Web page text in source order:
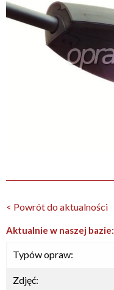
< Powrót do aktualności
Aktualnie w naszej bazie:
Typów opraw:
Zdjęć: